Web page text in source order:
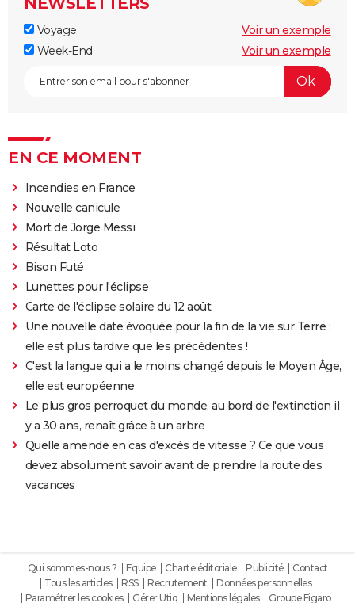
Voyage
Voir un exemple
Week-End
Voir un exemple
EN CE MOMENT
Incendies en France
Nouvelle canicule
Mort de Jorge Messi
Résultat Loto
Bison Futé
Lunettes pour l'éclipse
Carte de l'éclipse solaire du 12 août
Une nouvelle date évoquée pour la fin de la vie sur Terre :
elle est plus tardive que les précédentes !
C'est la langue qui a le moins changé depuis le Moyen Âge,
elle est européenne
Le plus gros perroquet du monde, au bord de l'extinction il
y a 30 ans, renaît grâce à un arbre
Quelle amende en cas d'excès de vitesse ? Ce que vous
devez absolument savoir avant de prendre la route des
vacances
Qui sommes-nous ? Equipe Charte éditoriale Publicité
Contact
Tous les articles
RSS Recrutement
Données personnelles
Paramétrer les cookies
Gérer Utiq Mentions légales Groupe Figaro